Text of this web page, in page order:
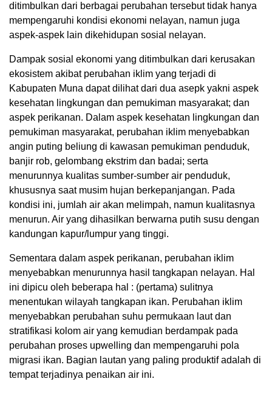
ditimbulkan dari berbagai perubahan tersebut tidak hanya
mempengaruhi kondisi ekonomi nelayan, namun juga
aspek-aspek lain dikehidupan sosial nelayan.
Dampak sosial ekonomi yang ditimbulkan dari kerusakan
ekosistem akibat perubahan iklim yang terjadi di
Kabupaten Muna dapat dilihat dari dua asepk yakni aspek
kesehatan lingkungan dan pemukiman masyarakat; dan
aspek perikanan. Dalam aspek kesehatan lingkungan dan
pemukiman masyarakat, perubahan iklim menyebabkan
angin puting beliung di kawasan pemukiman penduduk,
banjir rob, gelombang ekstrim dan badai; serta
menurunnya kualitas sumber-sumber air penduduk,
khususnya saat musim hujan berkepanjangan. Pada
kondisi ini, jumlah air akan melimpah, namun kualitasnya
menurun. Air yang dihasilkan berwarna putih susu dengan
kandungan kapur/lumpur yang tinggi.
Sementara dalam aspek perikanan, perubahan iklim
menyebabkan menurunnya hasil tangkapan nelayan. Hal
ini dipicu oleh beberapa hal : (pertama) sulitnya
menentukan wilayah tangkapan ikan. Perubahan iklim
menyebabkan perubahan suhu permukaan laut dan
stratifikasi kolom air yang kemudian berdampak pada
perubahan proses upwelling dan mempengaruhi pola
migrasi ikan. Bagian lautan yang paling produktif adalah di
tempat terjadinya penaikan air ini.